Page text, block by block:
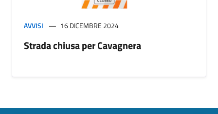
AVVISI 16 DICEMBRE 2024
Strada chiusa per Cavagnera